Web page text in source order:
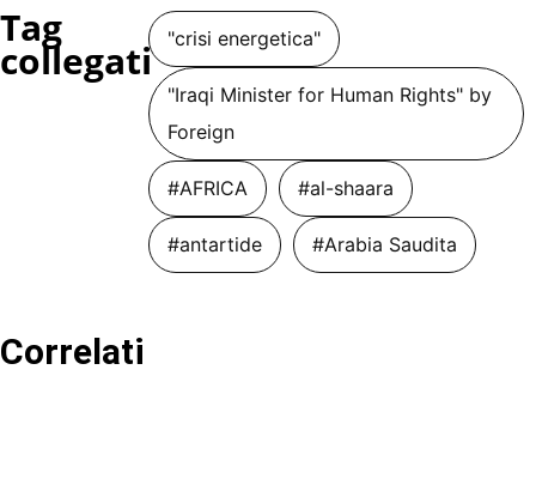
Tag
collegati "crisi energetica"
"Iraqi Minister for Human Rights" by
Foreign
#AFRICA #al-shaara
#antartide #Arabia Saudita
Correlati